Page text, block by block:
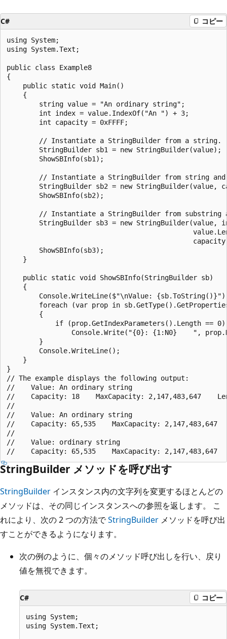
C# コピー
using System;
using System.Text;
public class Example8
{
    public static void Main()
    {
        string value = "An ordinary string";
        int index = value.IndexOf("An ") + 3;
        int capacity = 0xFFFF;
        // Instantiate a StringBuilder from a string.
        StringBuilder sb1 = new StringBuilder(value);
        ShowSBInfo(sb1);
// Instantiate a StringBuilder from string
StringBuilder sb2 = new StringBuilder(value,
        ShowSBInfo(sb2);
// Instantiate a StringBuilder from
StringBuilder sb3 = new StringBuilder(value,
        ShowSBInfo(sb3);
    }
    public static void ShowSBInfo(StringBuilder sb)
    {
Console.WriteLine($"\nValue:
foreach (var prop in
        {
            if (prop.GetIndexParameters().Length == 0)
Console.Write("{0}: {1:N0}    ",
        }
        Console.WriteLine();
    }
}
// The example displays the following output:
//    Value: An ordinary string
//    Capacity: 18    MaxCapacity: 2,147,483,647
//
//    Value: An ordinary string
//    Capacity: 65,535    MaxCapacity: 2,147,483,647
//
//    Value: ordinary string
StringBuilder メソッドを呼び出す
StringBuilder インスタンス内の文字列を変更するほとんどの
メソッドは、その同じインスタンスへの参照を返します。 こ
れにより、次の 2 つの方法でStringBuilder メソッドを呼び出
すことができるようになります。
次の例のように、個々のメソッド呼び出しを行い、戻り
値を無視できます。
C# コピー
using System;
using System.Text;